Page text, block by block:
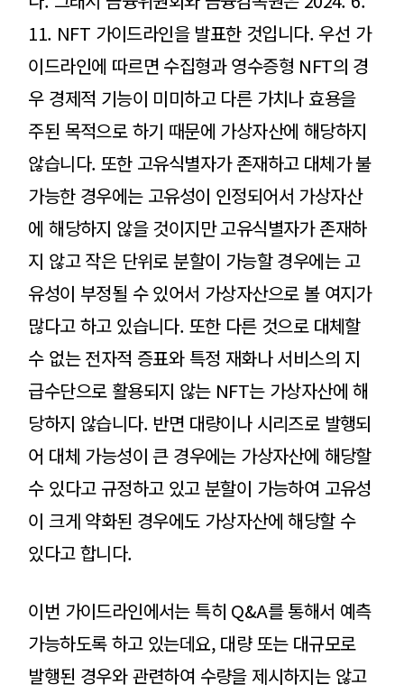
11. NFT 가이드라인을 발표한 것입니다. 우선 가
이드라인에 따르면 수집형과 영수증형 NFT의 경
우 경제적 기능이 미미하고 다른 가치나 효용을
주된 목적으로 하기 때문에 가상자산에 해당하지
않습니다. 또한 고유식별자가 존재하고 대체가 불
가능한 경우에는 고유성이 인정되어서 가상자산
에 해당하지 않을 것이지만 고유식별자가 존재하
지 않고 작은 단위로 분할이 가능할 경우에는 고
유성이 부정될 수 있어서 가상자산으로 볼 여지가
많다고 하고 있습니다. 또한 다른 것으로 대체할
수 없는 전자적 증표와 특정 재화나 서비스의 지
급수단으로 활용되지 않는 NFT는 가상자산에 해
당하지 않습니다. 반면 대량이나 시리즈로 발행되
어 대체 가능성이 큰 경우에는 가상자산에 해당할
수 있다고 규정하고 있고 분할이 가능하여 고유성
이 크게 약화된 경우에도 가상자산에 해당할 수
있다고 합니다.
이번 가이드라인에서는 특히 Q&A를 통해서 예측
가능하도록 하고 있는데요, 대량 또는 대규모로
발행된 경우와 관련하여 수량을 제시하지는 않고